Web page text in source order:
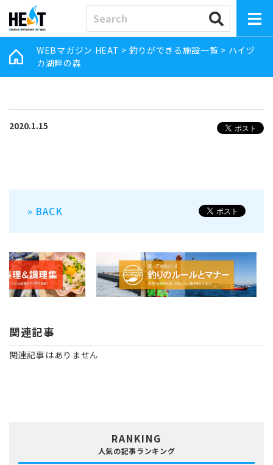
WEBマガジン HEAT > 釣りができる施設一覧 > ハイヅ
カ湖畔の森
2020.1.15
» BACK
関連記事
関連記事はありません
RANKING
人気の記事ランキング